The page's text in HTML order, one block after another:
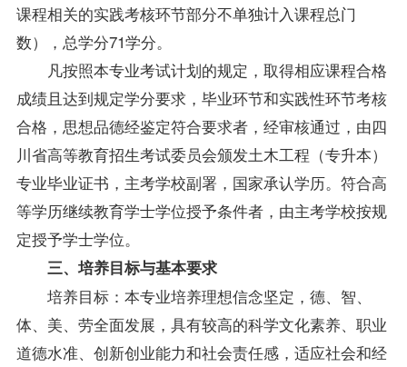
课程相关的实践考核环节部分不单独计入课程总门
数），总学分71学分。
凡按照本专业考试计划的规定，取得相应课程合格
成绩且达到规定学分要求，毕业环节和实践性环节考核
合格，思想品德经鉴定符合要求者，经审核通过，由四
川省高等教育招生考试委员会颁发土木工程（专升本）
专业毕业证书，主考学校副署，国家承认学历。符合高
等学历继续教育学士学位授予条件者，由主考学校按规
定授予学士学位。
三、培养目标与基本要求
培养目标：本专业培养理想信念坚定，德、智、
体、美、劳全面发展，具有较高的科学文化素养、职业
道德水准、创新创业能力和社会责任感，适应社会和经